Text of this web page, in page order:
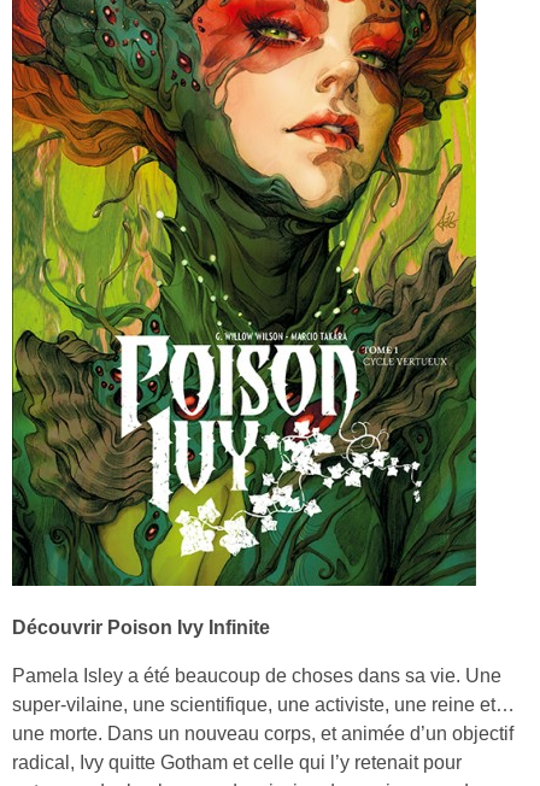
Découvrir Poison Ivy Infinite
Pamela Isley a été beaucoup de choses dans sa vie. Une
super-vilaine, une scientifique, une activiste, une reine et…
une morte. Dans un nouveau corps, et animée d’un objectif
radical, Ivy quitte Gotham et celle qui l’y retenait pour